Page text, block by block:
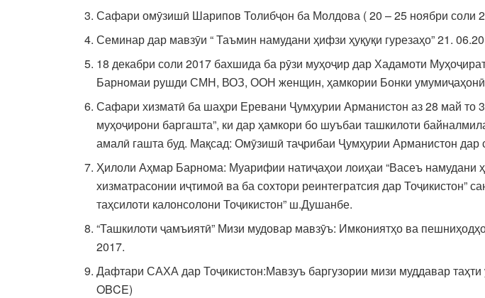
Сафари омӯзишӣ Шарипов Толибҷон ба Молдова ( 20 – 25 ноябри соли
Семинар дар мавзӯи “ Таъмин намудани ҳифзи ҳуқуқи гурезаҳо” 21.
18 декабри соли 2017 бахшида ба рӯзи муҳоҷир дар Хадамоти
Барномаи рушди СМН, ВОЗ, ООН женщин, ҳамкории Бонки
Сафари хизматӣ ба шаҳри Еревани Ҷумҳурии Арманистон аз 28 май то
муҳоҷирони баргашта”, ки дар ҳамкори бо шуъбаи ташкилоти
амалӣ гашта буд. Мақсад: Омӯзишӣ таҷрибаи Ҷумҳурии Арманистон
Ҳилоли Аҳмар Барнома: Муарифии натиҷаҳои лоиҳаи “Васеъ намудани
хизматрасонии иҷтимоӣ ва ба сохтори реинтегратсия дар Тоҷикистон”
таҳсилоти калонсолони Тоҷикистон” ш.Душанбе.
“Ташкилоти ҷамъиятӣ” Мизи мудовар мавзӯъ: Имкониятҳо ва
2017.
Дафтари САХА дар Тоҷикистон:Мавзуъ баргузории мизи муддавар
OBCE)